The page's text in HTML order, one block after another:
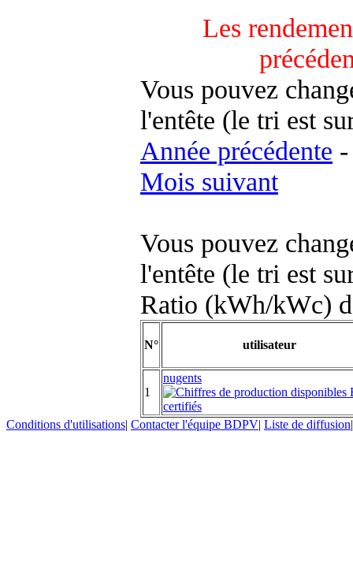
Les
Vous pouvez
l'entête (le tri est
Année précédente -
Mois suivant
Vous pouvez
l'entête (le tri est
Ratio (kWh/kWc)
N° utilisateur
1
nugents
Conditions d'utilisations| Contacter l'équipe BDPV| Liste de diffusion